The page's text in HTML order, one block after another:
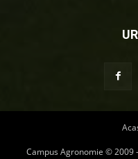
Campus Agronomie © 2009 -